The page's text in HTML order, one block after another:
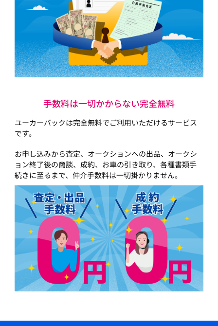
手数料は一切かからない完全無料
ユーカーパックは完全無料でご利用いただけるサービス
です。
お申し込みから査定、オークションへの出品、オークシ
ョン終了後の商談、成約、お車の引き取り、各種書類手
続きに至るまで、仲介手数料は一切掛かりません。